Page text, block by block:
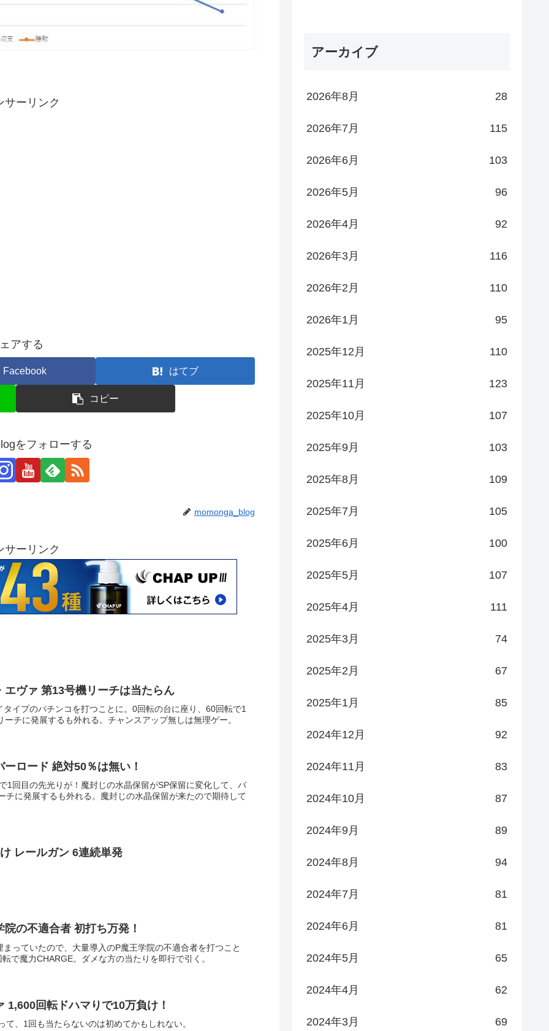
サーリンク
アする
Facebook はてブ
コピー
をフォローする
momonga_blog
サーリンク
エヴァ 第13号機リーチは当たらん
イプのパチンコを打つことに。0回転の台に座り、60回転で1
チに発展するも外れる。チャンスアップ無しは無理ゲー。
ロード 絶対50％は無い！
1回目の先光りが！魔封じの水晶保留がSP保留に変化して、バ
チに発展するも外れる。魔封じの水晶保留が来たので期待して
レールガン 6連続単発
の不適合者 初打ち万発！
っていたので、大量導入のP魔王学院の不適合者を打つこと
で魔力CHARGE。ダメな方の当たりを即行で引く。
1,600回転ドハマりで10万負け！
、1回も当たらないのは初めてかもしれない。
アーカイブ
2026年8月 28
2026年7月 115
2026年6月 103
2026年5月 96
2026年4月 92
2026年3月 116
2026年2月 110
2026年1月 95
2025年12月 110
2025年11月 123
2025年10月 107
2025年9月 103
2025年8月 109
2025年7月 105
2025年6月 100
2025年5月 107
2025年4月 111
2025年3月 74
2025年2月 67
2025年1月 85
2024年12月 92
2024年11月 83
2024年10月 87
2024年9月 89
2024年8月 94
2024年7月 81
2024年6月 81
2024年5月 65
2024年4月 62
2024年3月 69